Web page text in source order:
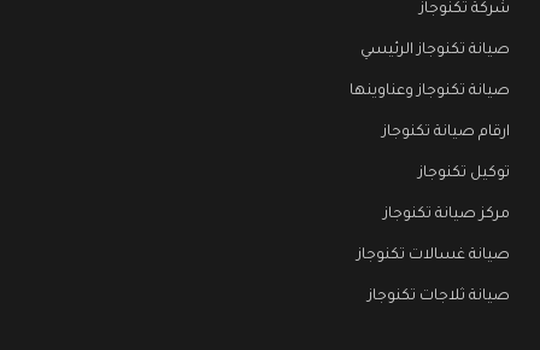
شركة تكنوجاز
صيانة تكنوجاز الرئيسي
صيانة تكنوجاز وعناوينها
ارقام صيانة تكنوجاز
توكيل تكنوجاز
مركز صيانة تكنوجاز
صيانة غسالات تكنوجاز
صيانة ثلاجات تكنوجاز